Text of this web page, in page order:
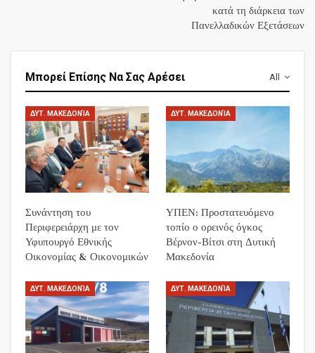
κατά τη διάρκεια των
Πανελλαδικών Εξετάσεων
All
Μπορεί Επίσης Να Σας Αρέσει
ΔΥΤ. ΜΑΚΕΔΟΝΊΑ
Συνάντηση του
Περιφερειάρχη με τον
Υφυπουργό Εθνικής
Οικονομίας & Οικονομικών
ΔΥΤ. ΜΑΚΕΔΟΝΊΑ
ΥΠΕΝ: Προστατευόμενο
τοπίο ο ορεινός όγκος
Βέρνον-Βίτσι στη Δυτική
Μακεδονία
ΔΥΤ. ΜΑΚΕΔΟΝΊΑ ΔΥΤ. ΜΑΚΕΔΟΝΊΑ